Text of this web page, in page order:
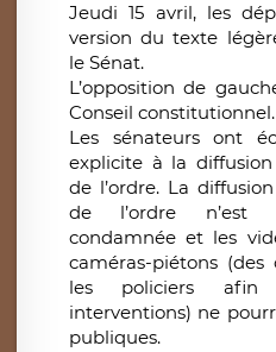
Jeudi 15 avril, les
version du texte
le Sénat.
L’opposition de
Conseil constitutionnel.
Les sénateurs ont
explicite à la diffusion
de l’ordre. La
de l’ordre n’est
condamnée et les
caméras-piétons
les policiers
interventions) ne
publiques.